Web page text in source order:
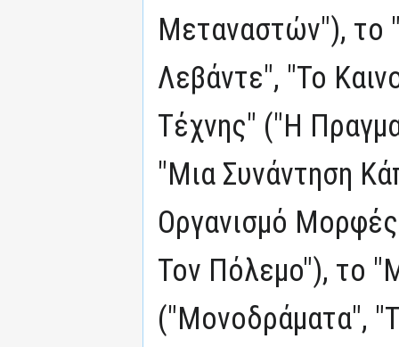
Μεταναστών"), το
Λεβάντε", "Το
Τέχνης" ("Η
"Μια Συνάντηση
Οργανισμό
Τον Πόλεμο"), το
("Μονοδράματα",